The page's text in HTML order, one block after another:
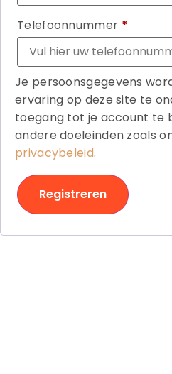
Telefoonnummer *
Je persoonsgegevens
ervaring op deze site te
toegang tot je account te
andere doeleinden zoals
privacybeleid.
Registreren